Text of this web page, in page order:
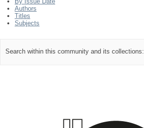
Authors
Titles
Subjects
Search within this community and its collections: